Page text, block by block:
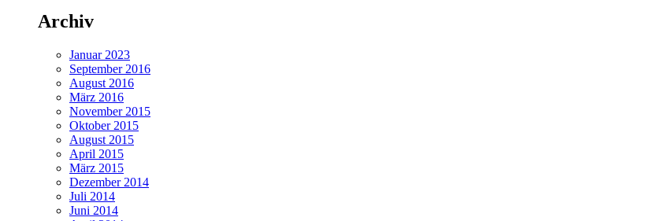
Archiv
Januar 2023
September 2016
August 2016
März 2016
November 2015
Oktober 2015
August 2015
April 2015
März 2015
Dezember 2014
Juli 2014
Juni 2014